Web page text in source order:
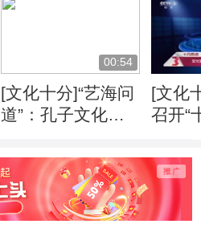
00:54
[文化十分]“艺海问
道”：孔子文化形
[文化
召开“